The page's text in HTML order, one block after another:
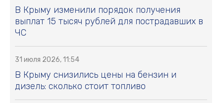
В Крыму изменили порядок получения
выплат 15 тысяч рублей для пострадавших в
ЧС
31 июля 2026, 11:54
В Крыму снизились цены на бензин и
дизель: сколько стоит топливо